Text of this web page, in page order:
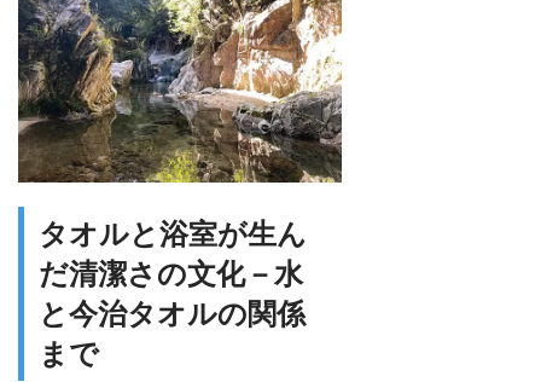
プ
タオルと浴室が生ん
だ清潔さの文化－水
と今治タオルの関係
まで